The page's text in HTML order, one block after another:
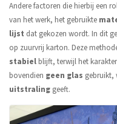
Andere factoren die hierbij een
van het werk, het gebruikte
lijst dat gekozen wordt. In dit
op zuurvrij karton. Deze
stabielblijft, terwijl het
bovendien geen glas gebruikt,
uitstraling geeft.